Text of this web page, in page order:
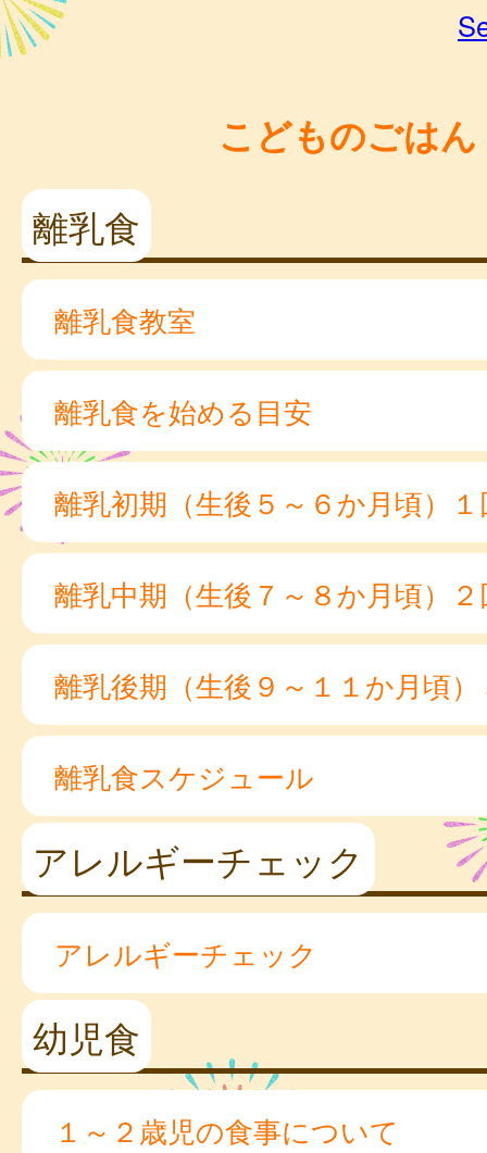
こどものごはん
離乳食
離乳食教室
離乳食を始める目安
離乳初期（生後５～６か月頃）
離乳中期（生後７～８か月頃）
離乳後期（生後９～１１か月頃
離乳食スケジュール
アレルギーチェック
アレルギーチェック
幼児食
１～２歳児の食事について